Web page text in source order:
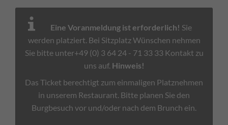
Eine Voranmeldung ist erforderlich! Sie
werden platziert. Bei Sitzplatz Wünschen nehmen
Sie bitte unter+49 (0) 3 64 24 - 71 33 33 Kontakt zu
uns auf. Hinweis!
Das Ticket berechtigt zum einmaligen Platznehmen
in unserem Restaurant. Bitte planen Sie den
Burgbesuch vor und/oder nach dem Brunch ein.